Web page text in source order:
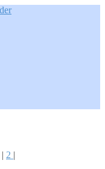
| 2 |